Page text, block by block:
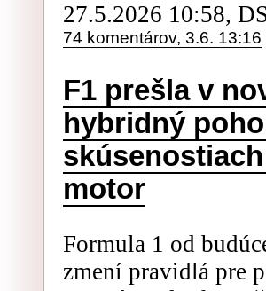
27.5.2026 10:58,
74 komentárov, 3.6. 13:16
F1 prešla v
hybridný
motor
Formula 1 od
zmení pravidlá pre